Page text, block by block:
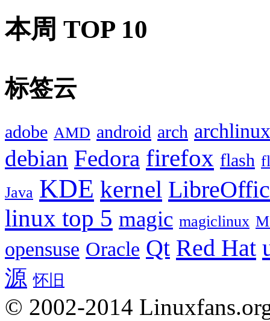
本周 TOP 10
标签云
adobe AMD android arch archlinux
debian Fedora firefox flash
Java KDE kernel
linux top 5 magic magiclinux
opensuse Oracle Qt Red Hat
源 怀旧
© 2002-2014